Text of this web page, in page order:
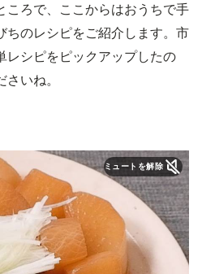
ころで、ここからはおうちで手
ちのレシピをご紹介します。市
レシピをピックアップしたの
いね。
ミュートを解除